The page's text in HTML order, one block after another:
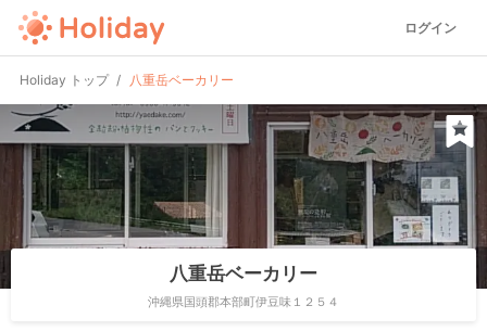
ログイン
Holiday トップ 八重岳ベーカリー
八重岳ベーカリー
沖縄県国頭郡本部町伊豆味１２５４